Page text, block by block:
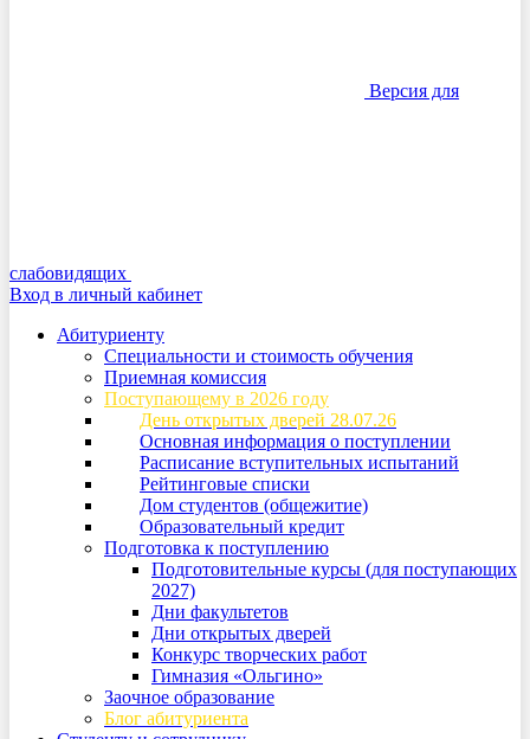
Версия для
слабовидящих
Вход в личный кабинет
Абитуриенту
Специальности и стоимость обучения
Приемная комиссия
Поступающему в 2026 году
День открытых дверей 28.07.26
Основная информация о поступлении
Расписание вступительных испытаний
Рейтинговые списки
Дом студентов (общежитие)
Образовательный кредит
Подготовка к поступлению
Подготовительные курсы (для поступающих
2027)
Дни факультетов
Дни открытых дверей
Конкурс творческих работ
Гимназия «Ольгино»
Заочное образование
Блог абитуриента